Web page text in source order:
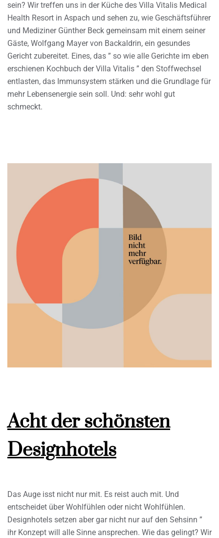
sein? Wir treffen uns in der Küche des Villa Vitalis Medical
Health Resort in Aspach und sehen zu, wie Geschäftsführer
und Mediziner Günther Beck gemeinsam mit einem seiner
Gäste, Wolfgang Mayer von Backaldrin, ein gesundes
Gericht zubereitet. Eines, das ” so wie alle Gerichte im eben
erschienen Kochbuch der Villa Vitalis ” den Stoffwechsel
entlasten, das Immunsystem stärken und die Grundlage für
mehr Lebensenergie sein soll. Und: sehr wohl gut
schmeckt.
Acht der schönsten
Designhotels
Das Auge isst nicht nur mit. Es reist auch mit. Und
entscheidet über Wohlfühlen oder nicht Wohlfühlen.
Designhotels setzen aber gar nicht nur auf den Sehsinn ”
ihr Konzept will alle Sinne ansprechen. Wie das gelingt? Wir